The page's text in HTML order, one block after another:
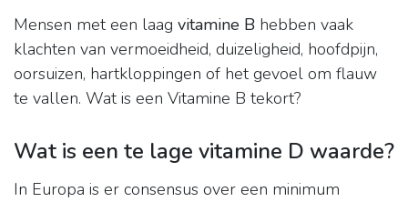
Mensen met een laag vitamine B hebben vaak
klachten van vermoeidheid, duizeligheid, hoofdpijn,
oorsuizen, hartkloppingen of het gevoel om flauw
te vallen. Wat is een Vitamine B tekort?
Wat is een te lage vitamine D waarde?
In Europa is er consensus over een minimum